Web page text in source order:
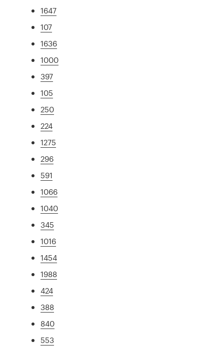
1647
107
1636
1000
397
105
250
224
1275
296
591
1066
1040
345
1016
1454
1988
424
388
840
553